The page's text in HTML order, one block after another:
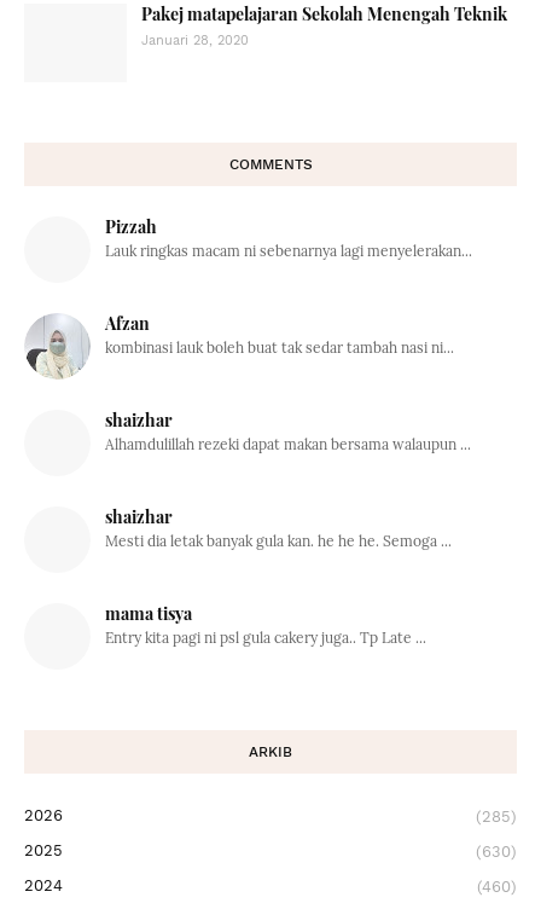
Pakej matapelajaran Sekolah Menengah Teknik
Januari 28, 2020
COMMENTS
Pizzah
Lauk ringkas macam ni sebenarnya lagi menyelerakan...
Afzan
kombinasi lauk boleh buat tak sedar tambah nasi ni...
shaizhar
Alhamdulillah rezeki dapat makan bersama walaupun ...
shaizhar
Mesti dia letak banyak gula kan. he he he. Semoga ...
mama tisya
Entry kita pagi ni psl gula cakery juga.. Tp Late ...
ARKIB
2026
(285)
2025
(630)
2024
(460)